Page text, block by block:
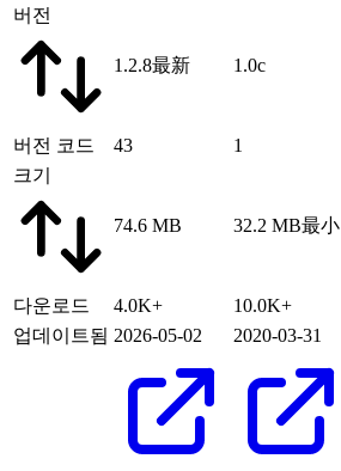
버전
1.2.8最新 1.0c
버전 코드 43 1
크기
74.6 MB 32.2 MB最小
다운로드 4.0K+ 10.0K+
업데이트됨 2026-05-02 2020-03-31